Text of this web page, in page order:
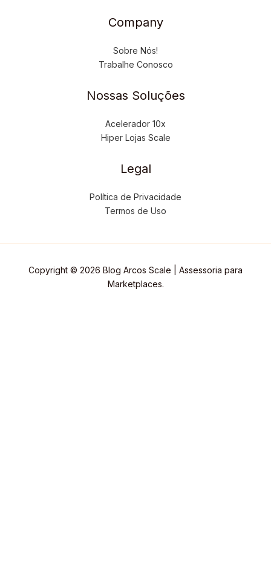
Company
Sobre Nós!
Trabalhe Conosco
Nossas Soluções
Acelerador 10x
Hiper Lojas Scale
Legal
Política de Privacidade
Termos de Uso
Copyright © 2026 Blog Arcos Scale | Assessoria para
Marketplaces.